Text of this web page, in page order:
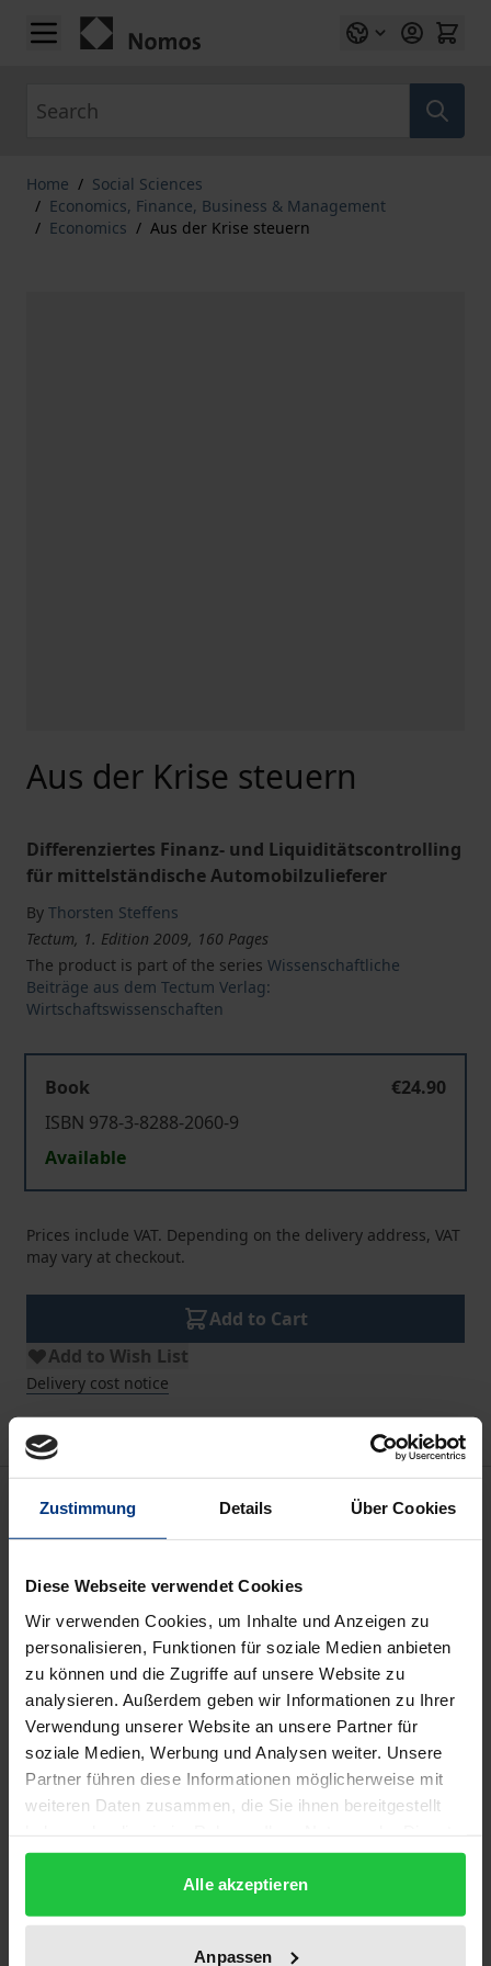
Zustimmung Details Über Cookies
Diese Webseite verwendet Cookies
Wir verwenden Cookies, um Inhalte und Anzeigen zu
personalisieren, Funktionen für soziale Medien anbieten
zu können und die Zugriffe auf unsere Website zu
analysieren. Außerdem geben wir Informationen zu Ihrer
Verwendung unserer Website an unsere Partner für
soziale Medien, Werbung und Analysen weiter. Unsere
Partner führen diese Informationen möglicherweise mit
weiteren Daten zusammen, die Sie ihnen bereitgestellt
gesammelt haben.
Alle akzeptieren
Anpassen
Skip to Content
Home / Social Sciences
/ Economics, Finance, Business & Management
/ Economics / Aus der Krise steuern
Aus der Krise steuern
Differenziertes Finanz- und Liquiditätscontrolling
für mittelständische Automobilzulieferer
By Thorsten Steffens
Tectum, 1. Edition 2009, 160 Pages
The product is part of the series Wissenschaftliche
Beiträge aus dem Tectum Verlag:
Wirtschaftswissenschaften
Book
€24.90
ISBN 978-3-8288-2060-9
Available
Prices include VAT. Depending on the delivery address, VAT
may vary at checkout.
Add to Cart
Add to Wish List
Delivery cost notice
Description
Automobilindustrie produzieren weltweit 53
Millionen Kraftfahrzeuge jährlich, in Deutschland
entfällt nahezu jeder siebte Arbeitsplatz auf
Zulieferer und Automobilproduzenten. Zweifellos ist
die Automobilindustrie mit einem Gesamtumsatz
von über 1,9 Billionen Euro ein zentraler Motor der
Weltwirtschaft. Andererseits leidet gerade diese
Schlüsselindustrie unter der Weltwirtschaftskrise
der Großen in eine Rezession gerutscht. Und die
stark mittelständisch geprägten Unternehmen und
ihre Führungsriegen sind auf planvolles Agieren in